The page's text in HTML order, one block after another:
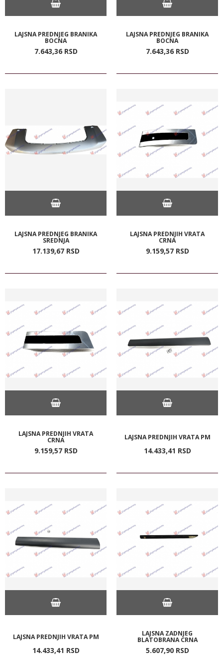
LAJSNA PREDNJEG BRANIKA
BOCNA
7.643,36 RSD
LAJSNA PREDNJEG BRANIKA
BOCNA
7.643,36 RSD
LAJSNA PREDNJEG BRANIKA
SREDNJA
17.139,67 RSD
LAJSNA PREDNJIH VRATA
CRNA
9.159,57 RSD
LAJSNA PREDNJIH VRATA
CRNA
9.159,57 RSD
LAJSNA PREDNJIH VRATA PM
14.433,41 RSD
LAJSNA PREDNJIH VRATA PM
14.433,41 RSD
LAJSNA ZADNJEG
BLATOBRANA CRNA
5.607,90 RSD